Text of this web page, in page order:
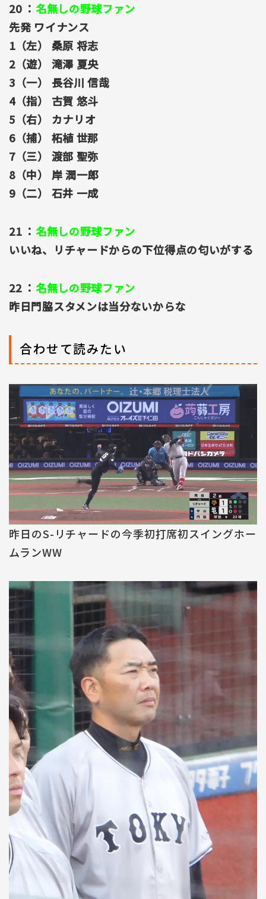
20 ： 名無しの野球ファン
先発 ワイナンス
1（左） 桑原 将志
2（遊） 滝澤 夏央
3（一） 長谷川 信哉
4（指） 古賀 悠斗
5（右） カナリオ
6（捕） 柘植 世那
7（三） 渡部 聖弥
8（中） 岸 潤一郎
9（二） 石井 一成
21 ： 名無しの野球ファン
いいね、リチャードからの下位得点の匂いがする
22 ： 名無しの野球ファン
昨日門脇スタメンは当分ないからな
合わせて読みたい
昨日のS-リチャードの今季初打席初スイングホー
ムランWW